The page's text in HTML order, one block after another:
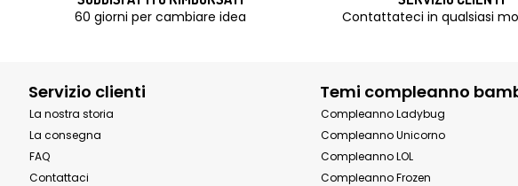
60 giorni per cambiare idea
Contattateci in qualsiasi
Servizio clienti
La nostra storia
La consegna
FAQ
Contattaci
Temi compleanno
Compleanno Ladybug
Compleanno Unicorno
Compleanno LOL
Compleanno Frozen